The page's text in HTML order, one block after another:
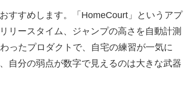
すすめします。「HomeCourt」というアプ
リースタイム、ジャンプの高さを自動計測
ったプロダクトで、自宅の練習が一気に
自分の弱点が数字で見えるのは大きな武器